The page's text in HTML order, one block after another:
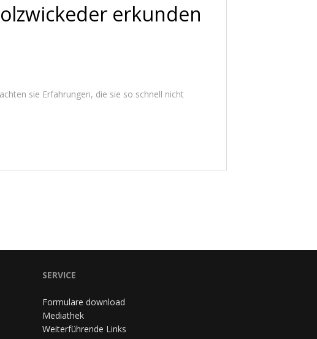
erkunden
sie Erfahrungen, die sie so schnell nicht
SERVICE
Formulare download
Mediathek
Weiterführende Links